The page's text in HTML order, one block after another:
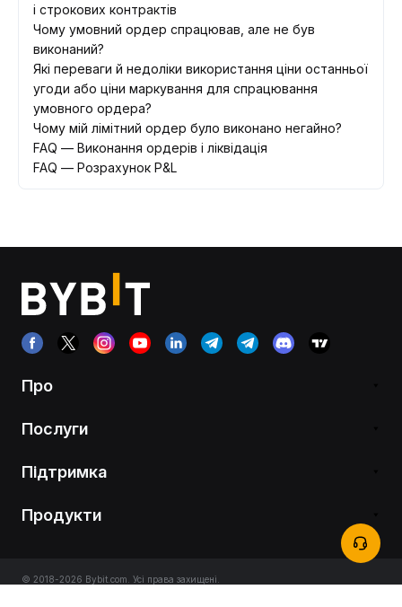
і строкових контрактів
Чому умовний ордер спрацював, але не був
виконаний?
Які переваги й недоліки використання ціни останньої
угоди або ціни маркування для спрацювання
умовного ордера?
Чому мій лімітний ордер було виконано негайно?
FAQ — Виконання ордерів і ліквідація
FAQ — Розрахунок P&L
Про
Послуги
Підтримка
Продукти
© 2018-2026 Bybit.com. Усі права захищені.